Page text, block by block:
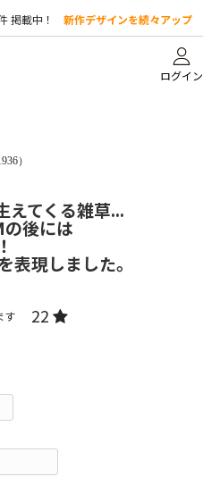
掲載中！ 新作デザインを続々アップ
ログイン
）
えてくる雑草...
後には
表現しました。
す 22